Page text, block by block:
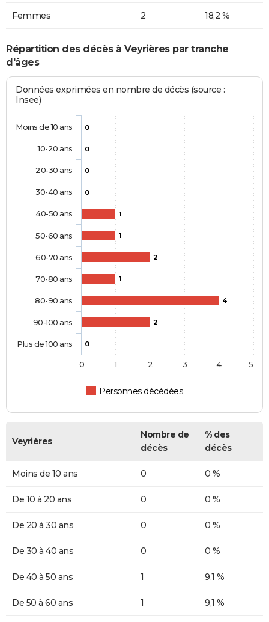
Femmes 2 18,2 %
Répartition des décès à Veyrières par tranche
d'âges
Données exprimées en nombre de décès (source :
Insee)
0
0
0
0
1
1
2
1
4
2
0
Personnes décédées
Moins de 10 ans
10-20 ans
20-30 ans
30-40 ans
40-50 ans
50-60 ans
60-70 ans
70-80 ans
80-90 ans
90-100 ans
Plus de 100 ans
0 1 2 3 4 5
Veyrières
Nombre de
décès
% des
décès
Moins de 10 ans 0 0 %
De 10 à 20 ans 0 0 %
De 20 à 30 ans 0 0 %
De 30 à 40 ans 0 0 %
De 40 à 50 ans 1 9,1 %
De 50 à 60 ans 1 9,1 %